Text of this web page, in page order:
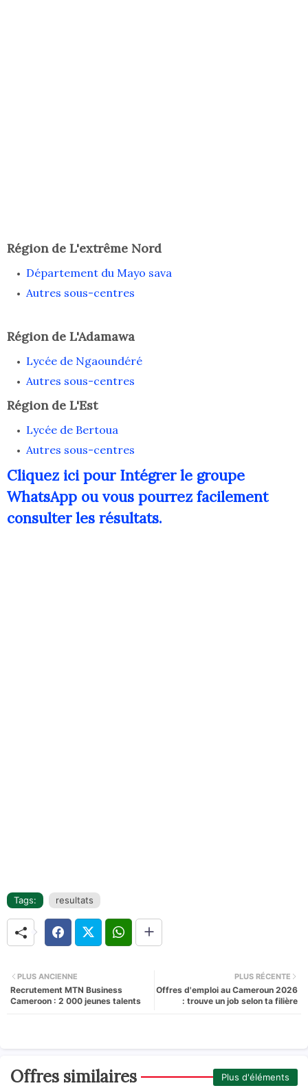
Région de L'extrême Nord
Département du Mayo sava
Autres sous-centres
Région de L'Adamawa
Lycée de Ngaoundéré
Autres sous-centres
Région de L'Est
Lycée de Bertoua
Autres sous-centres
Cliquez ici pour Intégrer le groupe
WhatsApp ou vous pourrez facilement
consulter les résultats.
Tags: resultats
PLUS RÉCENTE
Offres d'emploi au Cameroun 2026
: trouve un job selon ta filière
PLUS ANCIENNE
Recrutement MTN Business
Cameroon : 2 000 jeunes talents
Offres similaires Plus d'éléments